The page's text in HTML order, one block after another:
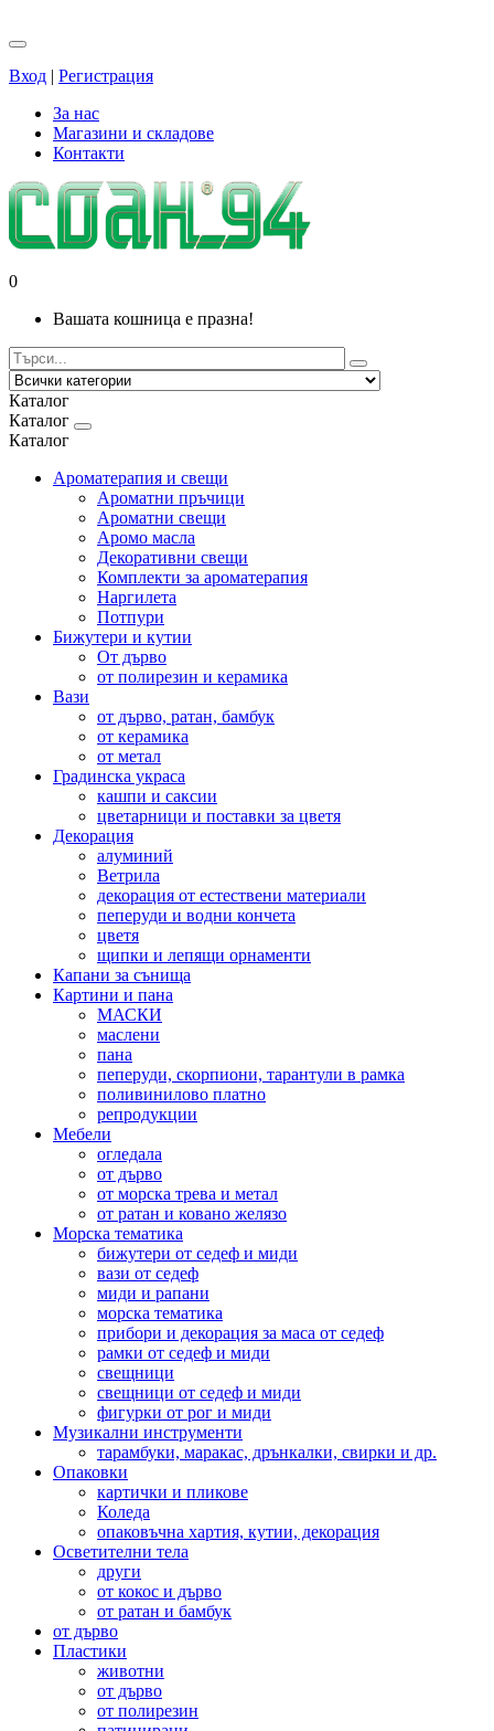
Вход | Регистрация
За нас
Магазини и складове
Контакти
0
Вашата кошница е празна!
Каталог
Каталог
Каталог
Ароматерапия и свещи
Ароматни пръчици
Ароматни свещи
Аромо масла
Декоративни свещи
Комплекти за ароматерапия
Наргилета
Потпури
Бижутери и кутии
От дърво
от полирезин и керамика
Вази
от дърво, ратан, бамбук
от керамика
от метал
Градинска украса
кашпи и саксии
цветарници и поставки за цветя
Декорация
алуминий
Ветрила
декорация от естествени материали
пеперуди и водни кончета
цветя
щипки и лепящи орнаменти
Капани за сънища
Картини и пана
МАСКИ
маслени
пана
пеперуди, скорпиони, тарантули в рамка
поливинилово платно
репродукции
Мебели
огледала
от дърво
от морска трева и метал
от ратан и ковано желязо
Морска тематика
бижутери от седеф и миди
вази от седеф
миди и рапани
морска тематика
прибори и декорация за маса от седеф
рамки от седеф и миди
свещници
свещници от седеф и миди
фигурки от рог и миди
Музикални инструменти
тарамбуки, маракас, дрънкалки, свирки и др.
Опаковки
картички и пликове
Коледа
опаковъчна хартия, кутии, декорация
Осветителни тела
други
от кокос и дърво
от ратан и бамбук
от дърво
Пластики
животни
от дърво
от полирезин